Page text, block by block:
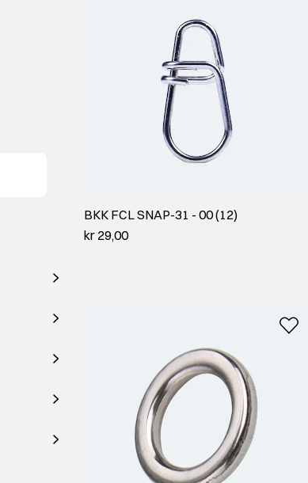
BKK FCL SNAP-31 - 00 (12)
kr 29,00